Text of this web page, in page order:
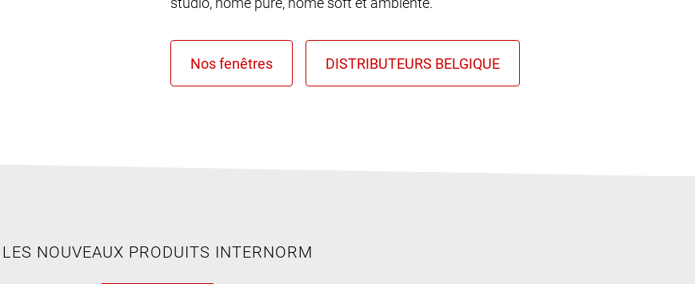
LES NOUVEAUX PRODUITS INTERNORM